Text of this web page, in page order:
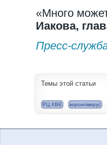
«Много
Иакова,
Пресс-
Темы этой статьи
РЦ ХВЕ короновирус